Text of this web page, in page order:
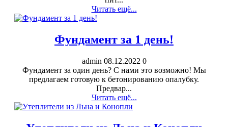
Читать ещё...
Фундамент за 1 день!
admin 08.12.2022 0
Фундамент за один день? С нами это возможно! Мы
предлагаем готовую к бетонированию опалубку.
Предвар...
Читать ещё...